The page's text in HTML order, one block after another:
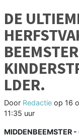
DE
LDER.
Door Redactie op 16
11:35 uur